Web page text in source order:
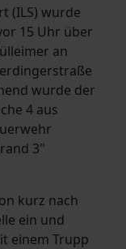
(ILS) wurde
15 Uhr über
an
wurde der
4 aus
3"
kurz nach
ein und
einem Trupp